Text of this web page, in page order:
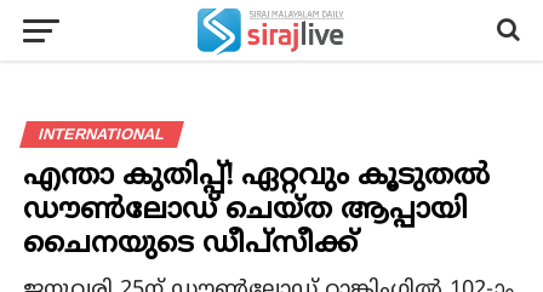
INTERNATIONAL
എന്താ കുതിപ്പ്‌! ഏറ്റവും കൂടുതൽ
ഡൗൺലോഡ് ചെയ്‌ത ആപ്പായി
ചൈനയുടെ ഡീപ്‌സീക്ക്